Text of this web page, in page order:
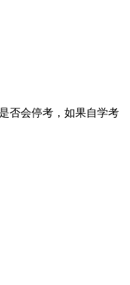
否会停考，如果自学考